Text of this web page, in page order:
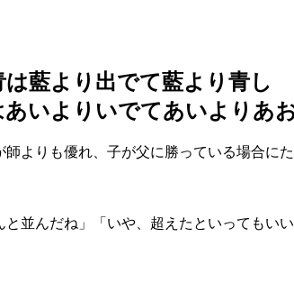
は藍より出でて藍より青し
あいよりいでてあいよりあお
よりも優れ、子が父に勝っている場合にた
並んだね」「いや、超えたといってもい